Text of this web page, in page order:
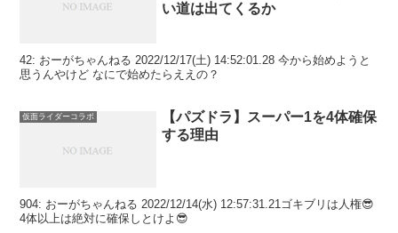
い道は出てくるか
42: おーがちゃんねる 2022/12/17(土) 14:52:01.28 今から始めようと
思うんやけど なにで始めたらええの？
仮面ライダーコラボ
【パズドラ】スーパー1を4体確保
する理由
904: おーがちゃんねる 2022/12/14(水) 12:57:31.21ゴキブリは人権😎
4体以上は絶対に確保しとけよ😎